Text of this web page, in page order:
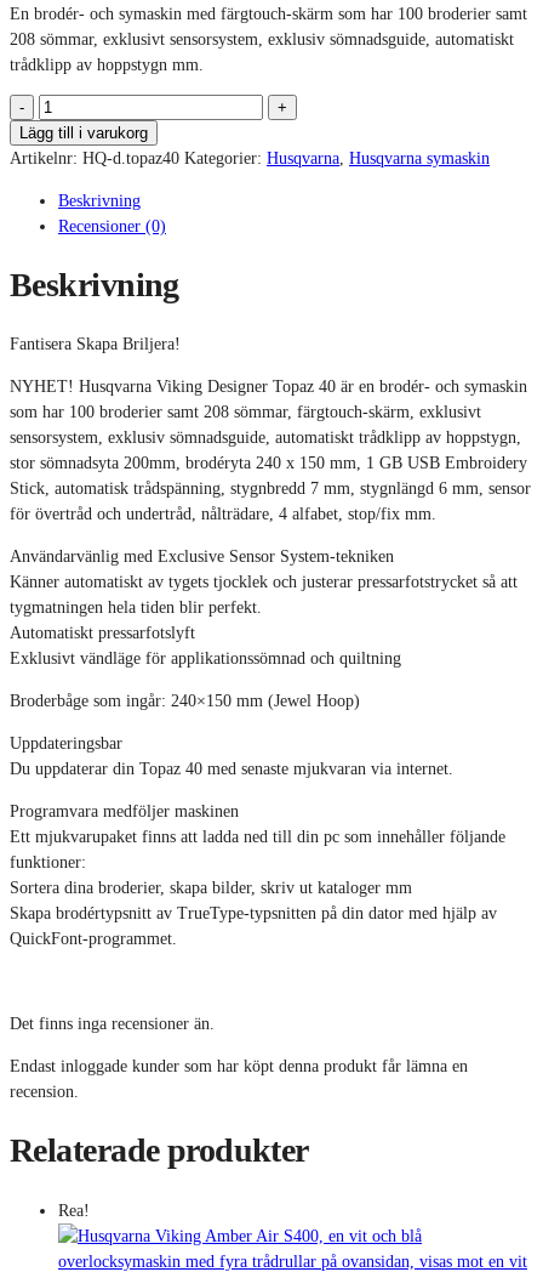
En brodér- och symaskin med färgtouch-skärm som har 100 broderier samt
208 sömmar, exklusivt sensorsystem, exklusiv sömnadsguide, automatiskt
trådklipp av hoppstygn mm.
HUSQVARNA
VIKING
DESIGNER
40
MÄNGD
Lägg till i varukorg
Artikelnr: HQ-d.topaz40 Kategorier: Husqvarna Husqvarna symaskin
Beskrivning
Recensioner (0)
Beskrivning
Fantisera Skapa Briljera!
NYHET! Husqvarna Viking Designer Topaz 40 är en brodér- och symaskin
som har 100 broderier samt 208 sömmar, färgtouch-skärm, exklusivt
sensorsystem, exklusiv sömnadsguide, automatiskt trådklipp av hoppstygn,
stor sömnadsyta 200mm, brodéryta 240 x 150 mm, 1 GB USB Embroidery
Stick, automatisk trådspänning, stygnbredd 7 mm, stygnlängd 6 mm, sensor
för övertråd och undertråd, nålträdare, 4 alfabet, stop/fix mm.
Användarvänlig med Exclusive Sensor System-tekniken
Känner automatiskt av tygets tjocklek och justerar pressarfotstrycket så att
tygmatningen hela tiden blir perfekt.
Automatiskt pressarfotslyft
Exklusivt vändläge för applikationssömnad och quiltning
Broderbåge som ingår: 240×150 mm (Jewel Hoop)
Uppdateringsbar
Du uppdaterar din Topaz 40 med senaste mjukvaran via internet.
Programvara medföljer maskinen
Ett mjukvarupaket finns att ladda ned till din pc som innehåller följande
funktioner:
Sortera dina broderier, skapa bilder, skriv ut kataloger mm
Skapa brodértypsnitt av TrueType-typsnitten på din dator med hjälp av
QuickFont-programmet.
Det finns inga recensioner än.
Endast inloggade kunder som har köpt denna produkt får lämna en
recension.
Relaterade produkter
Rea!